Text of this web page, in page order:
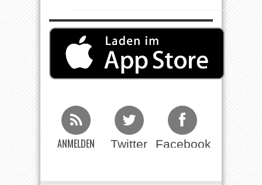
ANMELDEN Twitter Facebook